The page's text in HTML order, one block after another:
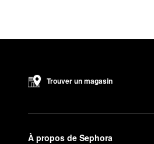
Trouver un magasin
À propos de Sephora